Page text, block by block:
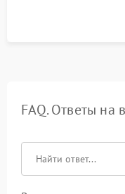
штатного слива
FAQ. Ответы на